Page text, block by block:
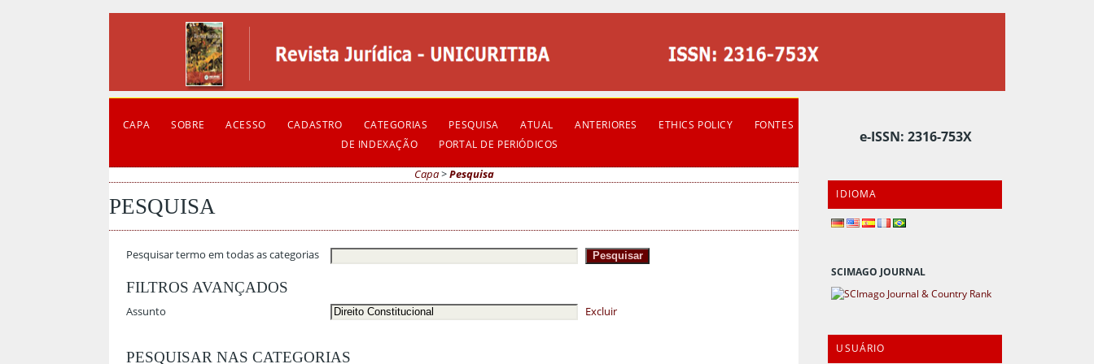
e-ISSN: 2316-753X
IDIOMA
SCIMAGO JOURNAL
USUÁRIO
CAPA SOBRE ACESSO CADASTRO CATEGORIAS PESQUISA ATUAL ANTERIORES ETHICS POLICY
FONTES
DE INDEXAÇÃO
PORTAL DE PERIÓDICOS
Capa>Pesquisa
PESQUISA
Pesquisar termo em todas as categorias
FILTROS AVANÇADOS
Assunto Excluir
PESQUISAR NAS CATEGORIAS